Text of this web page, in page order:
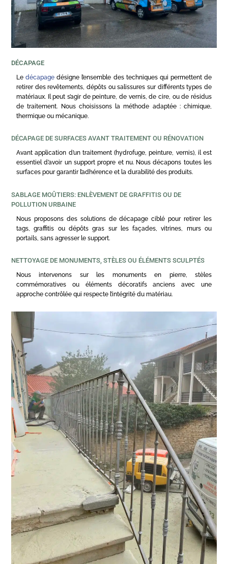
DÉCAPAGE
Ledécapage désigne l’ensemble des techniques qui permettent de
retirer des revêtements, dépôts ou salissures sur différents types de
matériaux. Il peut s’agir de peinture, de vernis, de cire, ou de résidus
de traitement. Nous choisissons la méthode adaptée : chimique,
thermique ou mécanique.
DÉCAPAGE DE SURFACES AVANT TRAITEMENT OU RÉNOVATION
Avant application d’un traitement (hydrofuge, peinture, vernis), il est
essentiel d’avoir un support propre et nu. Nous décapons toutes les
surfaces pour garantir l’adhérence et la durabilité des produits.
SABLAGE MOÛTIERS: ENLÈVEMENT DE GRAFFITIS OU DE
POLLUTION URBAINE
Nous proposons des solutions de décapage ciblé pour retirer les
tags, graffitis ou dépôts gras sur les façades, vitrines, murs ou
portails, sans agresser le support.
NETTOYAGE DE MONUMENTS, STÈLES OU ÉLÉMENTS SCULPTÉS
Nous intervenons sur les monuments en pierre, stèles
commémoratives ou éléments décoratifs anciens avec une
approche contrôlée qui respecte l’intégrité du matériau.